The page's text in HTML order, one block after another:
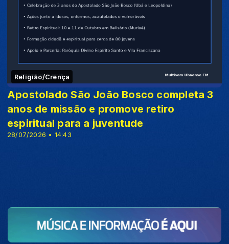
Religião/Crença
28/07/2026 • 14:43
Apostolado São João Bosco completa 3
anos de missão e promove retiro
espiritual para a juventude